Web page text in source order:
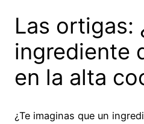
Las ortigas:
ingrediente
en la alta
¿Te imaginas que un